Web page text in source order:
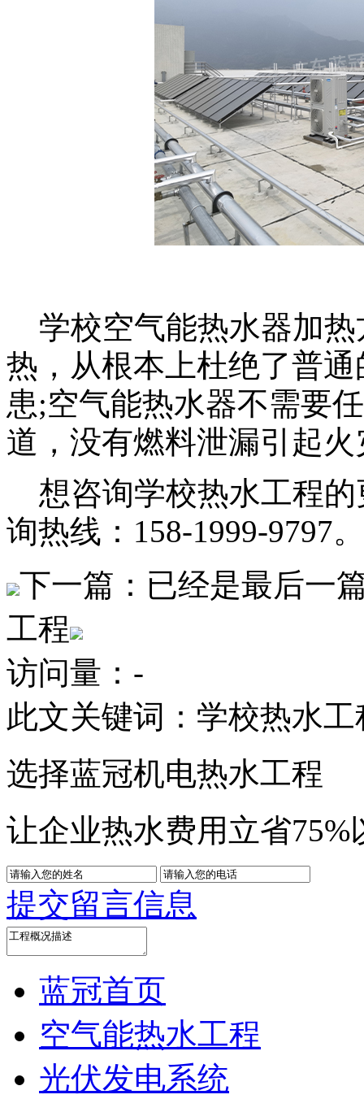
学校空气能热水器加热
热，从根本上杜绝了普
患;空气能热水器不需要
道，没有燃料泄漏引起火
想咨询学校热水工程的
询热线：158-1999-9797。
下一篇：已经是最后一
工程
访问量： -
此文关键词： 学校热水
选择蓝冠机电热水工程
让企业热水费用立省75%
提交留言信息
蓝冠首页
空气能热水工程
光伏发电系统